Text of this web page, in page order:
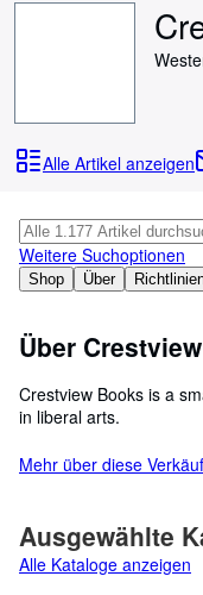
Meine Bestellungen
Sammlungen
Kunst & Sammlerstücke
Verkäufer
Hilfe
Alle Artikel anzeigen
Shop Über
Weitere Suchoptionen
Über
Crestview Books is a
in liberal arts.
Mehr über diese
Ausgewählte
Alle Kataloge anzeigen